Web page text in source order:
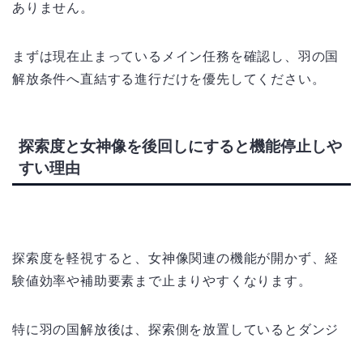
ありません。
まずは現在止まっているメイン任務を確認し、羽の国
解放条件へ直結する進行だけを優先してください。
探索度と女神像を後回しにすると機能停止しや
すい理由
探索度を軽視すると、女神像関連の機能が開かず、経
験値効率や補助要素まで止まりやすくなります。
特に羽の国解放後は、探索側を放置しているとダンジ